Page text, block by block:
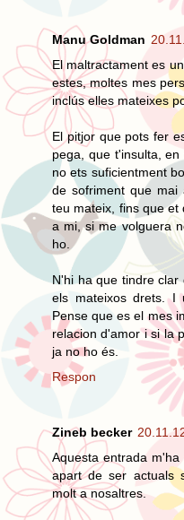
Manu Goldman
El maltractament es
estes, moltes mes
inclús elles mateixes
El pitjor que pots fer
pega, que t'insulta,
no ets suficientment
de sofriment que mai
teu mateix, fins que
a mi, si me volguera
ho.
N'hi ha que tindre
els mateixos drets. I
Pense que es el mes
relacion d'amor i si la
ja no ho és.
Respon
Zineb becker
Aquesta entrada
apart de ser actuals
molt a nosaltres.